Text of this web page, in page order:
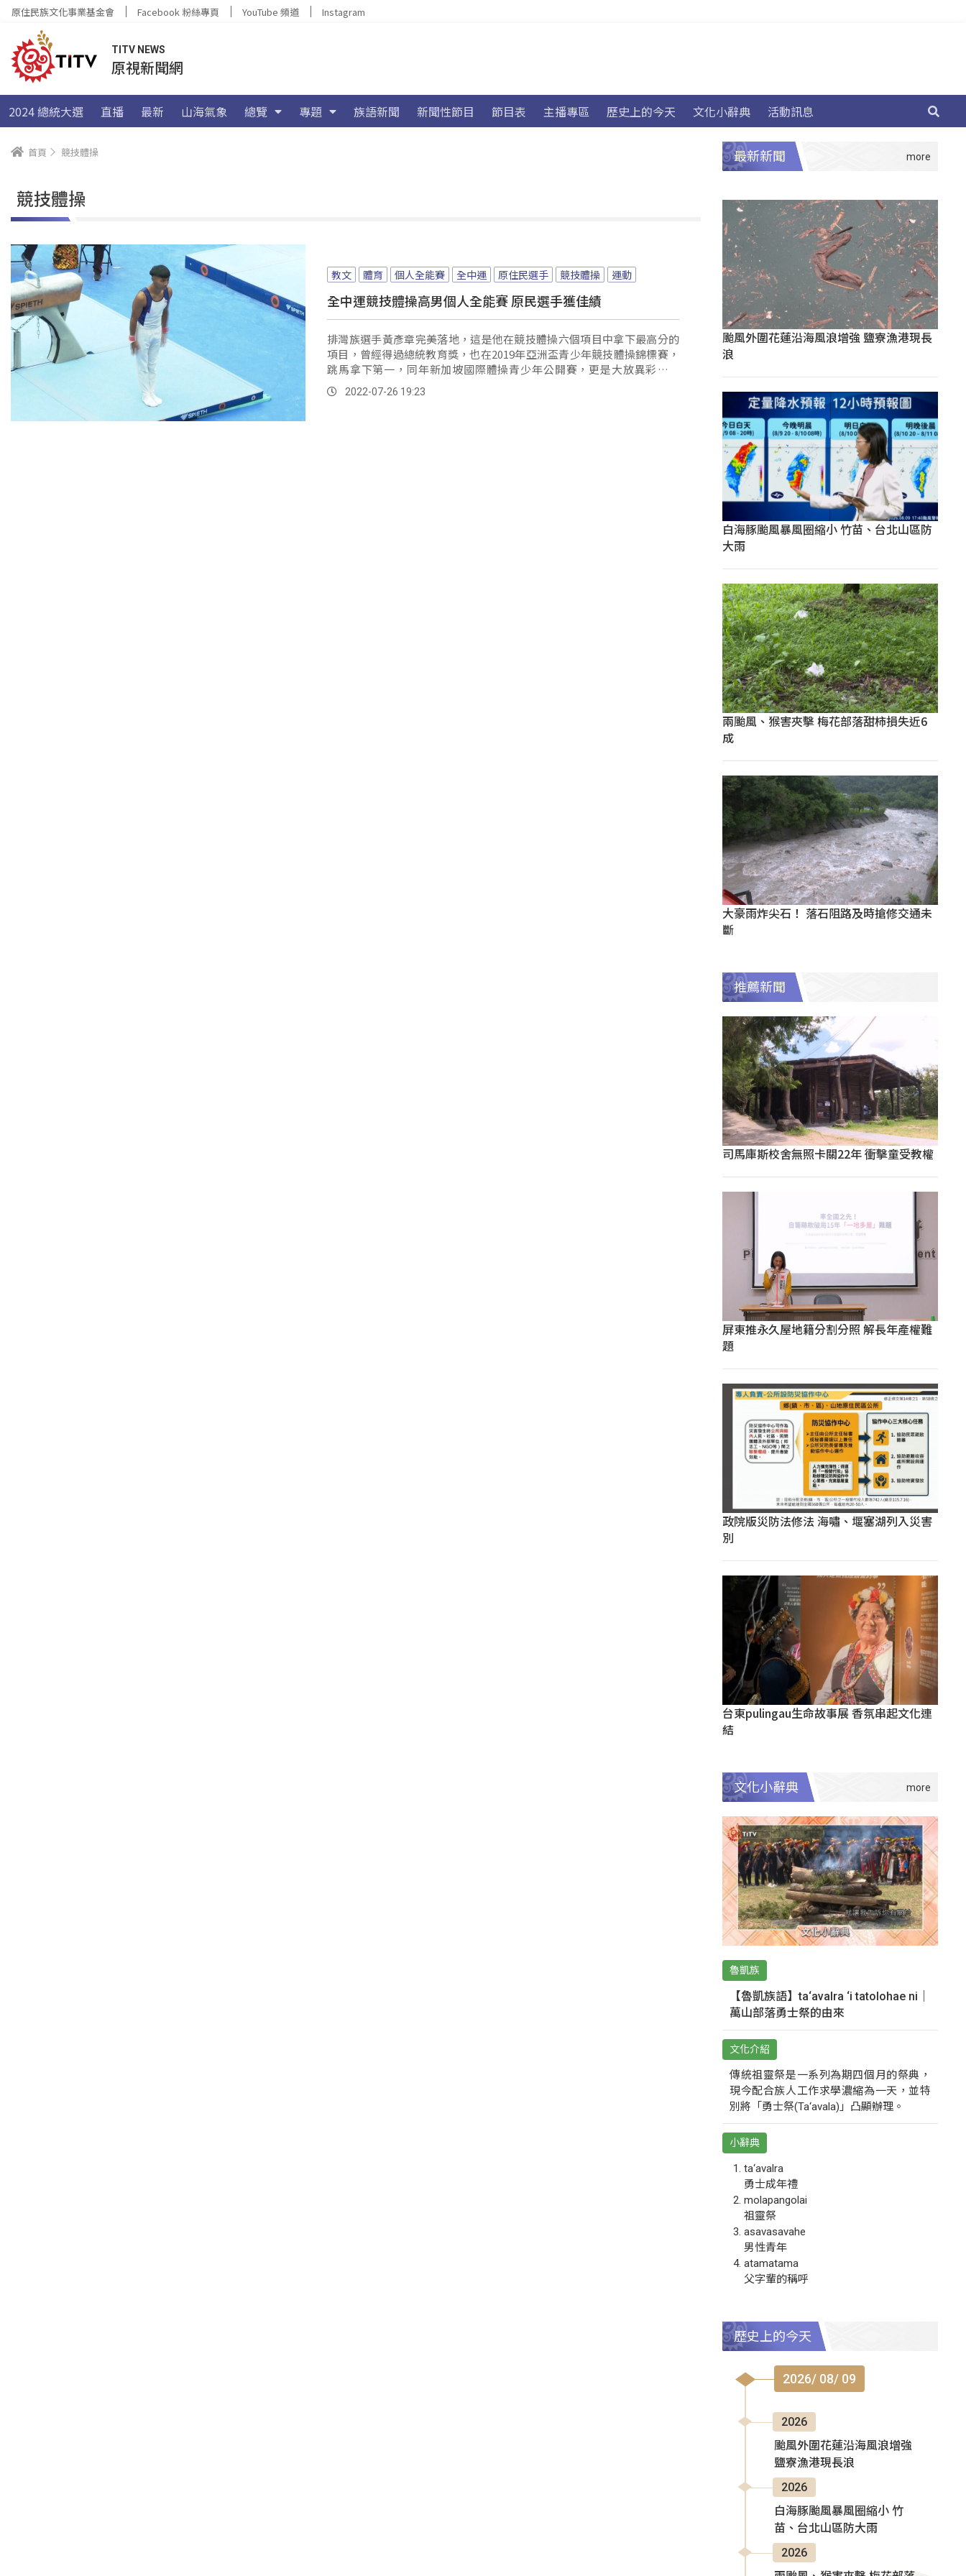
原住民族文化事業基金會 Facebook 粉絲專頁 YouTube 頻道 Instagram
TITV NEWS
原視新聞網
2024 總統大選 直播 最新 山海氣象 總覽 專題 族語新聞 新聞性節目 節目表 主播專區 歷史上的今天 文化小辭典 活動訊息
首頁 競技體操
競技體操
教文 體育 個人全能賽 全中運 原住民選手 競技體操 運動
全中運競技體操高男個人全能賽 原民選手獲佳績
排灣族選手黃彥章完美落地，這是他在競技體操六個項目中拿下最高分的
項目，曾經得過總統教育獎，也在2019年亞洲盃青少年競技體操錦標賽，
跳馬拿下第一，同年新加坡國際體操青少年公開賽，更是大放異彩，全
能、鞍...。
2022-07-26 19:23
最新新聞
颱風外圍花蓮沿海風浪增強 鹽寮漁港現長
浪
白海豚颱風暴風圈縮小 竹苗、台北山區防
大雨
兩颱風、猴害夾擊 梅花部落甜柿損失近6
成
大豪雨炸尖石！ 落石阻路及時搶修交通未
斷
推薦新聞
司馬庫斯校舍無照卡關22年 衝擊童受教權
屏東推永久屋地籍分割分照 解長年產權難
題
政院版災防法修法 海嘯、堰塞湖列入災害
別
台東pulingau生命故事展 香氛串起文化連
結
文化小辭典
魯凱族
【魯凱族語】ta‘avalra ‘i tatolohae ni｜
萬山部落勇士祭的由來
文化介紹
傳統祖靈祭是一系列為期四個月的祭典，
現今配合族人工作求學濃縮為一天，並特
別將「勇士祭(Ta‘avala)」凸顯辦理。
小辭典
ta‘avalra
勇士成年禮
molapangolai
祖靈祭
asavasavahe
男性青年
atamatama
父字輩的稱呼
歷史上的今天
2026/ 08/ 09
2026
颱風外圍花蓮沿海風浪增強
鹽寮漁港現長浪
2026
白海豚颱風暴風圈縮小 竹
苗、台北山區防大雨
2026